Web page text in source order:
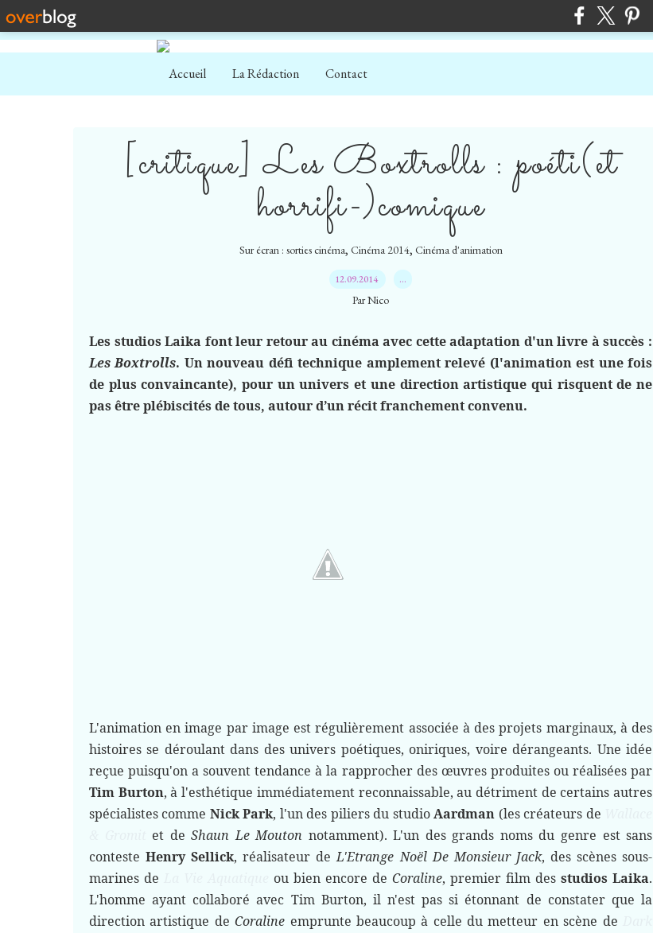
Accueil La Rédaction Contact
[critique] Les Boxtrolls : poéti(et
horrifi-)comique
Sur écran : sorties cinéma, Cinéma 2014, Cinéma d'animation
12.09.2014 …
Par Nico
Les studios Laika font leur retour au cinéma avec cette adaptation d'un livre à succès :
Les Boxtrolls. Un nouveau défi technique amplement relevé (l'animation est une fois
de plus convaincante), pour un univers et une direction artistique qui risquent de ne
pas être plébiscités de tous, autour d’un récit franchement convenu.
L'animation en image par image est régulièrement associée à des projets marginaux, à des
histoires se déroulant dans des univers poétiques, oniriques, voire dérangeants. Une idée
reçue puisqu'on a souvent tendance à la rapprocher des œuvres produites ou réalisées par
Tim Burton, à l'esthétique immédiatement reconnaissable, au détriment de certains autres
spécialistes comme Nick Park, l'un des piliers du studioAardman (les créateurs de
et deShaun Le Mouton notamment). L'un des grands noms du genre est sans
contesteHenry Sellick, réalisateur deL'Etrange Noël De Monsieur Jack, des scènes sous-
marines de
ou bien encore de Coraline, premier film des studios Laika.
L'homme ayant collaboré avec Tim Burton, il n'est pas si étonnant de constater que la
direction artistique deCoraline emprunte beaucoup à celle du metteur en scène de